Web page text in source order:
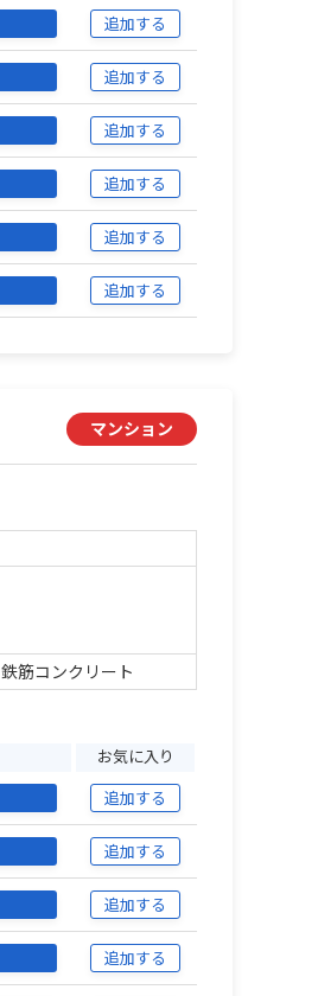
追加する
追加する
追加する
追加する
追加する
追加する
マンション
鉄筋コンクリート
お気に入り
追加する
追加する
追加する
追加する